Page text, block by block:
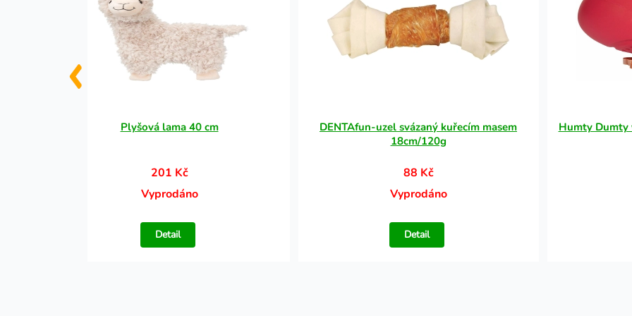
Plyšová lama 40 cm
201 Kč
Vyprodáno
Detail
DENTAfun-uzel svázaný kuřecím masem
18cm/120g
88 Kč
Vyprodáno
Detail
Humty Dumty